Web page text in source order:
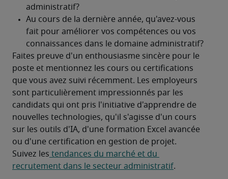
Faites preuve d'un enthousiasme sincère pour le
poste et mentionnez les cours ou certifications
que vous avez suivi récemment. Les employeurs
sont particulièrement impressionnés par les
candidats qui ont pris l'initiative d'apprendre de
nouvelles technologies, qu'il s'agisse d'un cours
sur les outils d'IA, d'une formation Excel avancée
ou d'une certification en gestion de projet.
Suivez les tendances du marché et du
recrutement dans le secteur administratif.